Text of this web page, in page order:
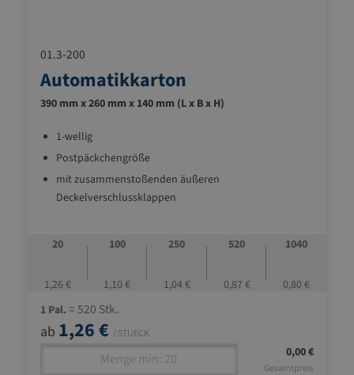
01.3-200
Automatikkarton
390 mm x 260 mm x 140 mm (L x B x H)
1-wellig
Postpäckchengröße
mit zusammenstoßenden äußeren
Deckelverschlussklappen
20
1,26 €
100
1,10 €
250
1,04 €
520
0,87 €
1040
0,80 €
1 Pal. = 520 Stk.
ab 1,26 € / STUECK
0,00 €
Gesamtpreis